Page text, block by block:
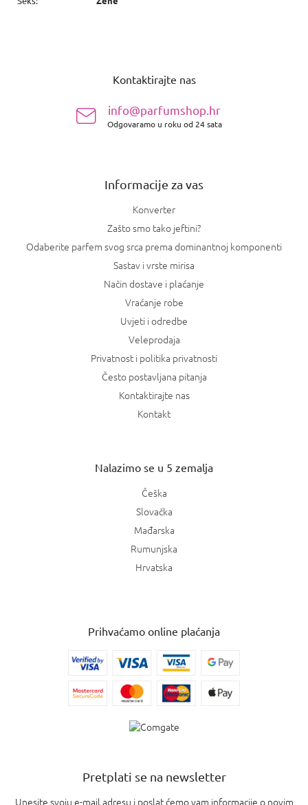
Kontaktirajte nas
info@parfumshop.hr
Odgovaramo u roku od 24 sata
Informacije za vas
Konverter
Zašto smo tako jeftini?
Odaberite parfem svog srca prema dominantnoj komponenti
Sastav i vrste mirisa
Način dostave i plaćanje
Vraćanje robe
Uvjeti i odredbe
Veleprodaja
Privatnost i politika privatnosti
Često postavljana pitanja
Kontaktirajte nas
Kontakt
Nalazimo se u 5 zemalja
Češka
Slovačka
Mađarska
Rumunjska
Hrvatska
Prihvaćamo online plaćanja
Pretplati se na newsletter
Unesite svoju e-mail adresu i poslat ćemo vam informacije o novim